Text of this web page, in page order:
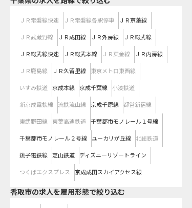
ＪＲ常磐線快速 ＪＲ常磐線各駅停車 ＪＲ京葉線
ＪＲ武蔵野線 ＪＲ成田線 ＪＲ外房線 ＪＲ総武線
ＪＲ総武線快速 ＪＲ総武本線 ＪＲ東金線 ＪＲ内房線
ＪＲ鹿島線 ＪＲ久留里線 東京メトロ東西線
いすみ鉄道 京成本線 京成千葉線 小湊鉄道
新京成電鉄線 流鉄流山線 京成千原線 都営新宿線
東武野田線 東葉高速鉄道 千葉都市モノレール１号線
千葉都市モノレール２号線 ユーカリが丘線 北総鉄道
銚子電鉄線 芝山鉄道 ディズニーリゾートライン
つくばエクスプレス 京成成田スカイアクセス線
香取市の求人を雇用形態で絞り込む